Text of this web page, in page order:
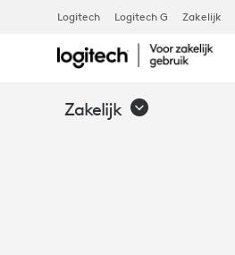
DE
HYBRIDE
Logitech Logitech G Zakelijk
Zakelijk